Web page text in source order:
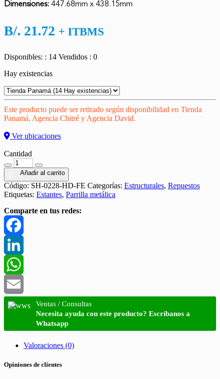
Dimensiones:447.68mm x 438.15mm
B/. 21.72 + ITBMS
Disponibles: : 14 Vendidos : 0
Hay existencias
Este producto puede ser retirado según disponibilidad en Tienda
Panamá, Agencia Chitré y Agencia David.
Ver ubicaciones
Cantidad
Añadir al carrito
Código: SH-0228-HD-FE Categorías: Estructurales, Repuestos
Etiquetas: Estantes, Parrilla metálica
Comparte en tus redes:
Facebook
LinkedIn
WhatsApp
Email
Ventas / Consultas
Necesita ayuda con este producto? Escríbanos a
Whatsapp
Valoraciones (0)
Opiniones de clientes